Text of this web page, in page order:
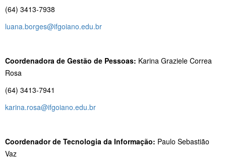
(64) 3413-7938
luana.borges@ifgoiano.edu.br
Coordenadora de Gestão de Pessoas: Karina Graziele Correa
Rosa
(64) 3413-7941
karina.rosa@ifgoiano.edu.br
Coordenador de Tecnologia da Informação: Paulo Sebastião
Vaz